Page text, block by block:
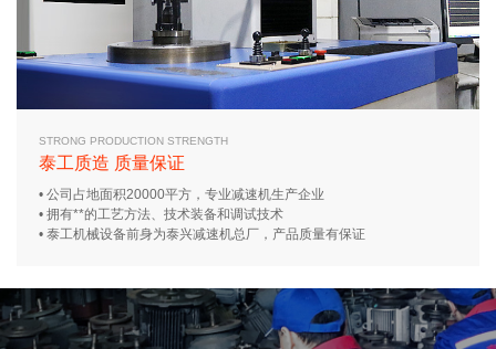
STRONG PRODUCTION STRENGTH
泰工质造 质量保证
• 公司占地面积20000平方，专业减速机生产企业
• 拥有**的工艺方法、技术装备和调试技术
• 泰工机械设备前身为泰兴减速机总厂，产品质量有保证